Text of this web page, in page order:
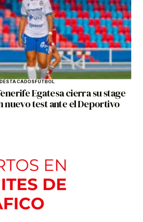
DESTACADOSFÚTBOL
Egatesa cierra su stage
nuevo test ante el Deportivo